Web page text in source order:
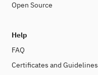
Open Source
Help
FAQ
Certificates and Guidelines